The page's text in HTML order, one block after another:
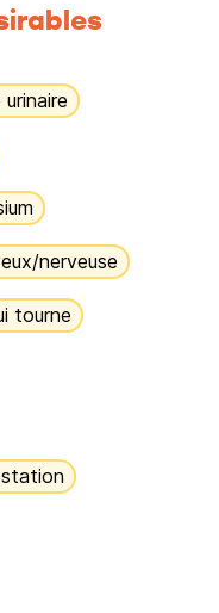
urinaire
nerveuse
tourne